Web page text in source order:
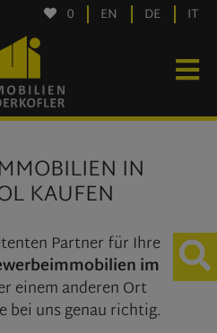
0 EN DE IT
IN
KAUFEN
Partner für Ihre
im
einem anderen Ort
bei uns genau richtig.